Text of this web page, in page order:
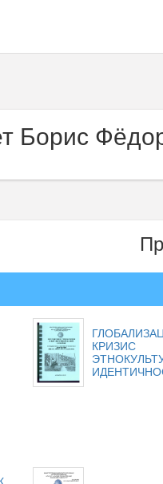
Борис
КРИЗИС